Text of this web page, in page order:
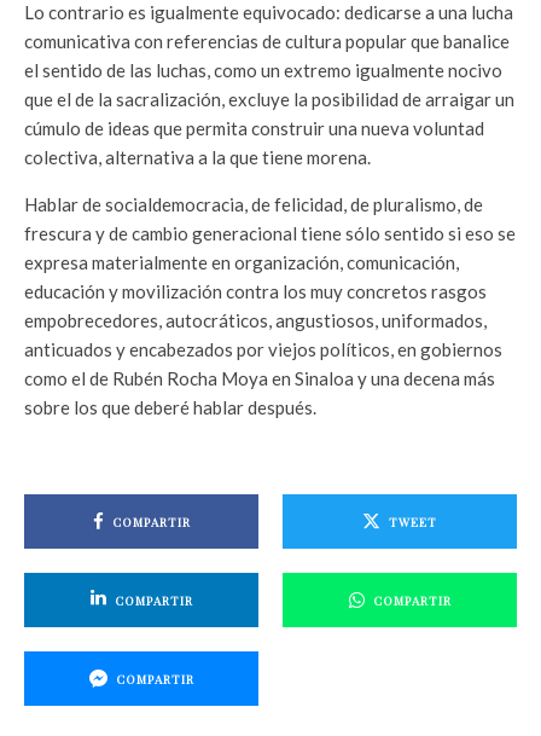
Lo contrario es igualmente equivocado: dedicarse a una lucha
comunicativa con referencias de cultura popular que banalice
el sentido de las luchas, como un extremo igualmente nocivo
que el de la sacralización, excluye la posibilidad de arraigar un
cúmulo de ideas que permita construir una nueva voluntad
colectiva, alternativa a la que tiene morena.
Hablar de socialdemocracia, de felicidad, de pluralismo, de
frescura y de cambio generacional tiene sólo sentido si eso se
expresa materialmente en organización, comunicación,
educación y movilización contra los muy concretos rasgos
empobrecedores, autocráticos, angustiosos, uniformados,
anticuados y encabezados por viejos políticos, en gobiernos
como el de Rubén Rocha Moya en Sinaloa y una decena más
sobre los que deberé hablar después.
COMPARTIR TWEET
COMPARTIR COMPARTIR
COMPARTIR